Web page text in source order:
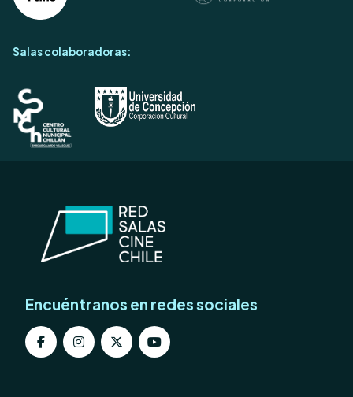
Salas colaboradoras:
Encuéntranos en redes sociales